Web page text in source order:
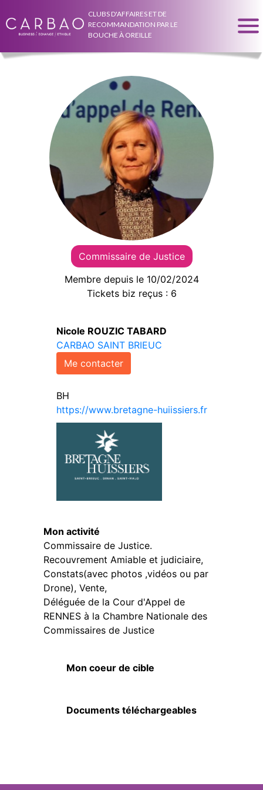
CLUBS D'AFFAIRES ET DE
RECOMMANDATION PAR LE
BOUCHE À OREILLE
Commissaire de Justice
Membre depuis le 10/02/2024
Tickets biz reçus : 6
Nicole ROUZIC TABARD
CARBAO SAINT BRIEUC
Me contacter
BH
https://www.bretagne-huiissiers.fr
Mon activité
Commissaire de Justice.
Recouvrement Amiable et judiciaire,
Constats(avec photos ,vidéos ou par
Drone), Vente,
Déléguée de la Cour d'Appel de
RENNES à la Chambre Nationale des
Commissaires de Justice
Mon coeur de cible
Documents téléchargeables